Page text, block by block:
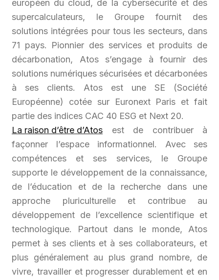
européen du cloud, de la cybersécurité et des
supercalculateurs, le Groupe fournit des
solutions intégrées pour tous les secteurs, dans
71 pays. Pionnier des services et produits de
décarbonation, Atos s’engage à fournir des
solutions numériques sécurisées et décarbonées
à ses clients. Atos est une SE (Société
Européenne) cotée sur Euronext Paris et fait
partie des indices CAC 40 ESG et Next 20.
La raison d’être d’Atos est de contribuer à
façonner l’espace informationnel. Avec ses
compétences et ses services, le Groupe
supporte le développement de la connaissance,
de l’éducation et de la recherche dans une
approche pluriculturelle et contribue au
développement de l’excellence scientifique et
technologique. Partout dans le monde, Atos
permet à ses clients et à ses collaborateurs, et
plus généralement au plus grand nombre, de
vivre, travailler et progresser durablement et en